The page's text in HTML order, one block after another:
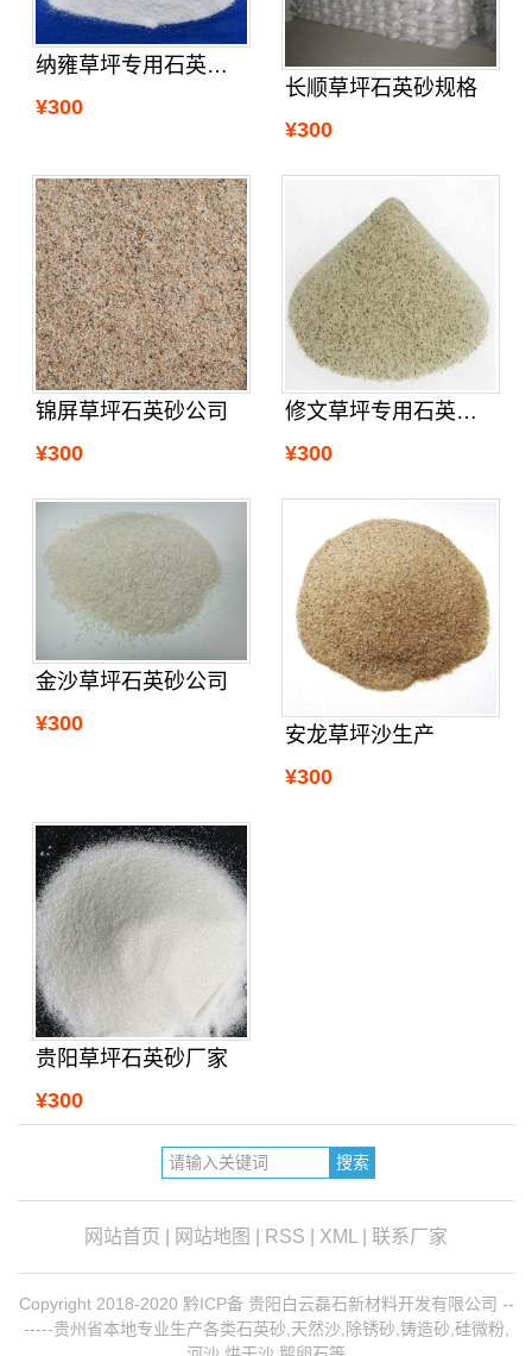
纳雍草坪专用石英砂供应
¥300
长顺草坪石英砂规格
¥300
锦屏草坪石英砂公司
¥300
修文草坪专用石英砂供应
¥300
金沙草坪石英砂公司
¥300
安龙草坪沙生产
¥300
贵阳草坪石英砂厂家
¥300
网站首页 网站地图 RSS XML 联系厂家
Copyright 2018-2020 黔ICP备 贵阳白云磊石新材料开发有限公司 --
-----贵州省本地专业生产各类石英砂,天然沙,除锈砂,铸造砂,硅微粉,